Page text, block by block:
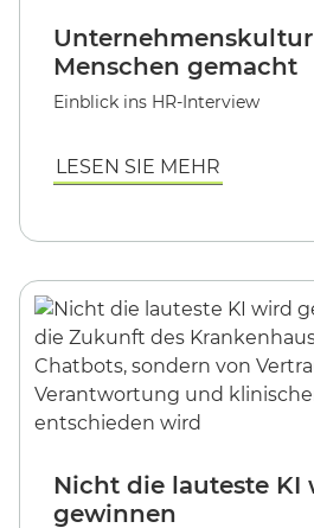
Menschen gemacht
Einblick ins HR-Interview
LESEN SIE MEHR
Nicht die lauteste KI
gewinnen